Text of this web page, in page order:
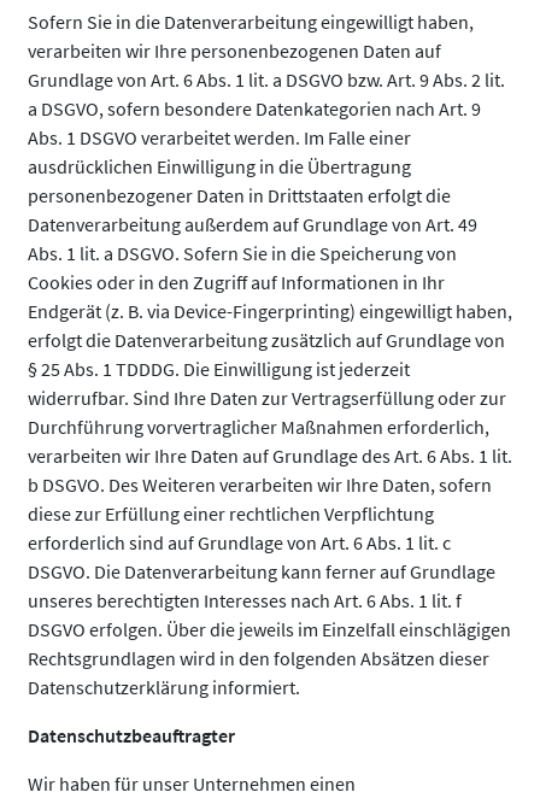
Sofern Sie in die Datenverarbeitung eingewilligt haben,
verarbeiten wir Ihre personenbezogenen Daten auf
Grundlage von Art. 6 Abs. 1 lit. a DSGVO bzw. Art. 9 Abs. 2 lit.
a DSGVO, sofern besondere Datenkategorien nach Art. 9
Abs. 1 DSGVO verarbeitet werden. Im Falle einer
ausdrücklichen Einwilligung in die Übertragung
personenbezogener Daten in Drittstaaten erfolgt die
Datenverarbeitung außerdem auf Grundlage von Art. 49
Abs. 1 lit. a DSGVO. Sofern Sie in die Speicherung von
Cookies oder in den Zugriff auf Informationen in Ihr
Endgerät (z. B. via Device-Fingerprinting) eingewilligt haben,
erfolgt die Datenverarbeitung zusätzlich auf Grundlage von
§ 25 Abs. 1 TDDDG. Die Einwilligung ist jederzeit
widerrufbar. Sind Ihre Daten zur Vertragserfüllung oder zur
Durchführung vorvertraglicher Maßnahmen erforderlich,
verarbeiten wir Ihre Daten auf Grundlage des Art. 6 Abs. 1 lit.
b DSGVO. Des Weiteren verarbeiten wir Ihre Daten, sofern
diese zur Erfüllung einer rechtlichen Verpflichtung
erforderlich sind auf Grundlage von Art. 6 Abs. 1 lit. c
DSGVO. Die Datenverarbeitung kann ferner auf Grundlage
unseres berechtigten Interesses nach Art. 6 Abs. 1 lit. f
DSGVO erfolgen. Über die jeweils im Einzelfall einschlägigen
Rechtsgrundlagen wird in den folgenden Absätzen dieser
Datenschutzerklärung informiert.
Datenschutzbeauftragter
Wir haben für unser Unternehmen einen